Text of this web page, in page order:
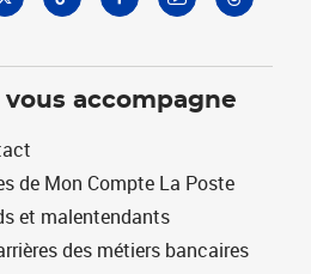
vous accompagne
de Mon Compte La Poste
et malentendants
des métiers bancaires